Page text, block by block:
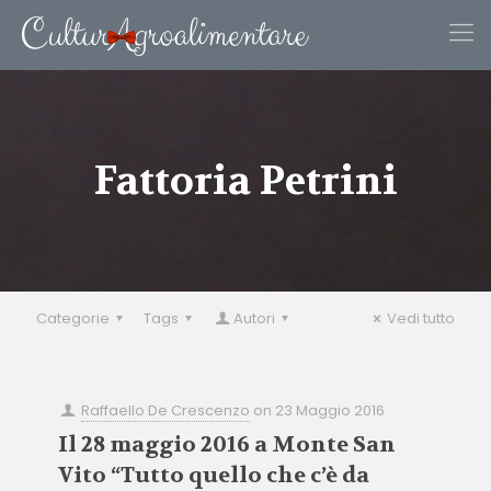
Fattoria Petrini
Categorie Tags Autori Vedi tutto
Raffaello De Crescenzo on 23 Maggio 2016
Il 28 maggio 2016 a Monte San
Vito “Tutto quello che c’è da